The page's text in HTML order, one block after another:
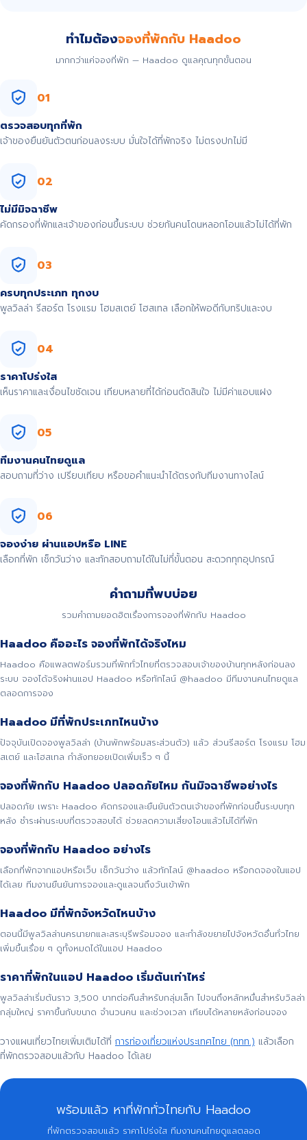
ทำไมต้องจองที่พักกับ Haadoo
มากกว่าแค่จองที่พัก — Haadoo ดูแลคุณทุกขั้นตอน
01
ตรวจสอบทุกที่พัก
เจ้าของยืนยันตัวตนก่อนลงระบบ มั่นใจได้ที่พักจริง ไม่ตรงปกไม่มี
02
ไม่มีมิจฉาชีพ
คัดกรองที่พักและเจ้าของก่อนขึ้นระบบ ช่วยกันคนโดนหลอกโอนแล้วไม่ได้ที่พัก
03
ครบทุกประเภท ทุกงบ
พูลวิลล่า รีสอร์ต โรงแรม โฮมสเตย์ โฮสเทล เลือกให้พอดีกับทริปและงบ
04
ราคาโปร่งใส
เห็นราคาและเงื่อนไขชัดเจน เทียบหลายที่ได้ก่อนตัดสินใจ ไม่มีค่าแอบแฝง
05
ทีมงานคนไทยดูแล
สอบถามที่ว่าง เปรียบเทียบ หรือขอคำแนะนำได้ตรงกับทีมงานทางไลน์
06
จองง่าย ผ่านแอปหรือ LINE
เลือกที่พัก เช็กวันว่าง และทักสอบถามได้ในไม่กี่ขั้นตอน สะดวกทุกอุปกรณ์
คำถามที่พบบ่อย
รวมคำถามยอดฮิตเรื่องการจองที่พักกับ Haadoo
Haadoo คืออะไร จองที่พักได้จริงไหม
Haadoo คือแพลตฟอร์มรวมที่พักทั่วไทยที่ตรวจสอบเจ้าของบ้านทุกหลังก่อนลง
ระบบ จองได้จริงผ่านแอป Haadoo หรือทักไลน์ @haadoo มีทีมงานคนไทยดูแล
ตลอดการจอง
Haadoo มีที่พักประเภทไหนบ้าง
ปัจจุบันเปิดจองพูลวิลล่า (บ้านพักพร้อมสระส่วนตัว) แล้ว ส่วนรีสอร์ต โรงแรม โฮม
สเตย์ และโฮสเทล กำลังทยอยเปิดเพิ่มเร็ว ๆ นี้
จองที่พักกับ Haadoo ปลอดภัยไหม กันมิจฉาชีพอย่างไร
ปลอดภัย เพราะ Haadoo คัดกรองและยืนยันตัวตนเจ้าของที่พักก่อนขึ้นระบบทุก
หลัง ชำระผ่านระบบที่ตรวจสอบได้ ช่วยลดความเสี่ยงโอนแล้วไม่ได้ที่พัก
จองที่พักกับ Haadoo อย่างไร
เลือกที่พักจากแอปหรือเว็บ เช็กวันว่าง แล้วทักไลน์ @haadoo หรือกดจองในแอป
ได้เลย ทีมงานยืนยันการจองและดูแลจนถึงวันเข้าพัก
Haadoo มีที่พักจังหวัดไหนบ้าง
ตอนนี้มีพูลวิลล่านครนายกและสระบุรีพร้อมจอง และกำลังขยายไปจังหวัดอื่นทั่วไทย
เพิ่มขึ้นเรื่อย ๆ ดูทั้งหมดได้ในแอป Haadoo
ราคาที่พักในแอป Haadoo เริ่มต้นเท่าไหร่
พูลวิลล่าเริ่มต้นราว 3,500 บาทต่อคืนสำหรับกลุ่มเล็ก ไปจนถึงหลักหมื่นสำหรับวิลล่า
กลุ่มใหญ่ ราคาขึ้นกับขนาด จำนวนคน และช่วงเวลา เทียบได้หลายหลังก่อนจอง
วางแผนเที่ยวไทยเพิ่มเติมได้ที่ การท่องเที่ยวแห่งประเทศไทย (ททท.) แล้วเลือก
ที่พักตรวจสอบแล้วกับ Haadoo ได้เลย
พร้อมแล้ว หาที่พักทั่วไทยกับ Haadoo
ที่พักตรวจสอบแล้ว ราคาโปร่งใส ทีมงานคนไทยดูแลตลอด